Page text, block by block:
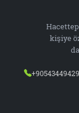
kişiye